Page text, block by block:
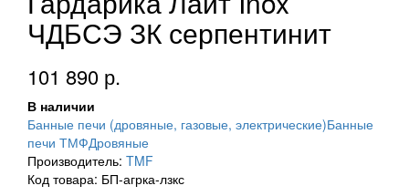
ЧДБСЭ ЗК серпентинит
101 890 р.
В наличии
Банные печи (дровяные, газовые, электрические)Банные
печи ТМФДровяные
Производитель: TMF
Код товара: БП-агрка-лзкс